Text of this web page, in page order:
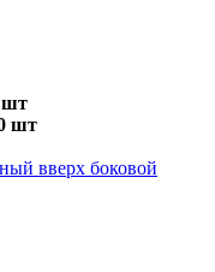
шт
шт
вверх боковой